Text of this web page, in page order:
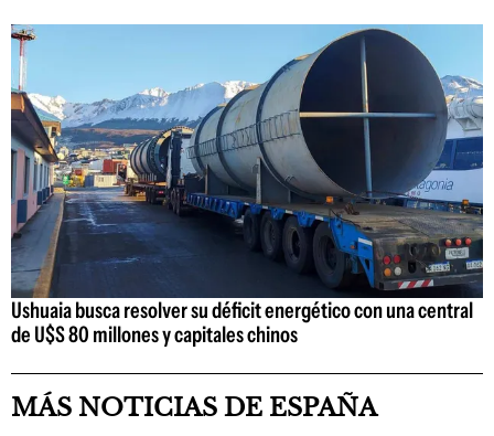
Ushuaia busca resolver su déficit energético con una central
de U$S 80 millones y capitales chinos
MÁS NOTICIAS DE ESPAÑA